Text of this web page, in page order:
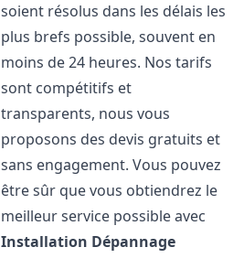
soient résolus dans les délais les
plus brefs possible, souvent en
moins de 24 heures. Nos tarifs
sont compétitifs et
transparents, nous vous
proposons des devis gratuits et
sans engagement. Vous pouvez
être sûr que vous obtiendrez le
meilleur service possible avec
Installation Dépannage